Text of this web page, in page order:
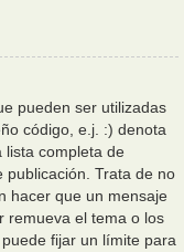
pueden ser utilizadas
código, e.j. :) denota
lista completa de
publicación. Trata de no
hacer que un mensaje
remueva el tema o los
fijar un límite para